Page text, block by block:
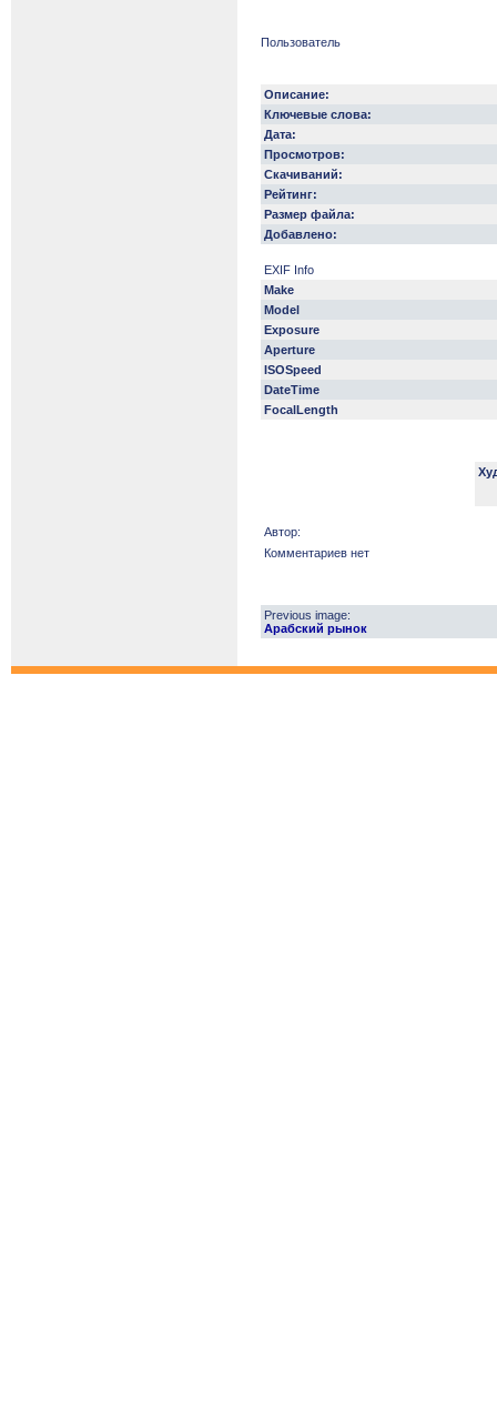
Пользователь
Описание:
Ключевые слова:
Дата:
Просмотров:
Скачиваний:
Рейтинг:
Размер файла:
Добавлено:
EXIF Info
Make
Model
Exposure
Aperture
ISOSpeed
DateTime
FocalLength
Автор:
Комментариев нет
Previous image:
Арабский рынок